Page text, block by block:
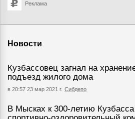
Реклама
Новости
Кузбассовец загнал на
подъезд жилого дома
в 20:57 23 мар 2021 г. Сибдепо
В Мысках к 300-летию